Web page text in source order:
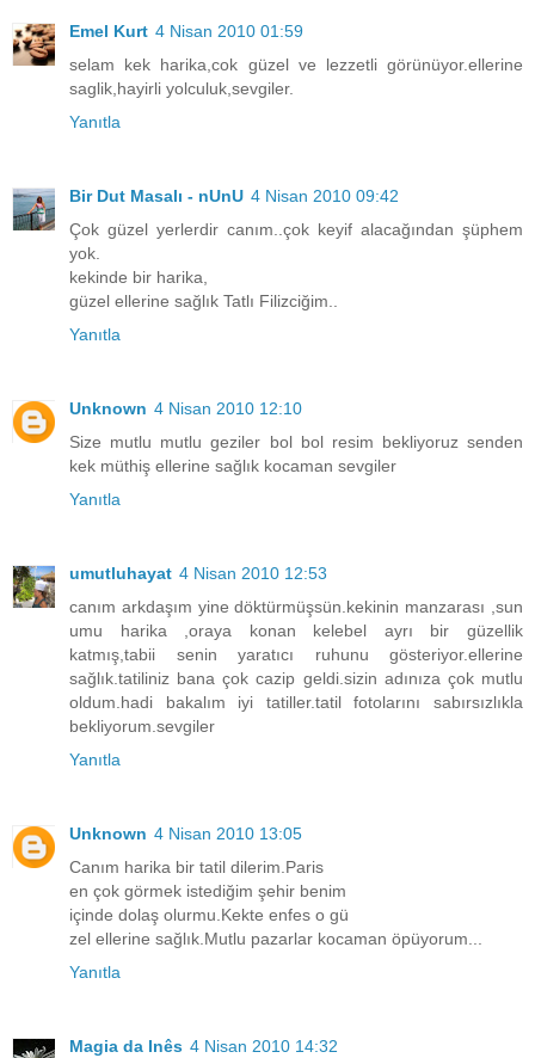
Emel Kurt 4 Nisan 2010 01:59
selam kek harika,cok güzel ve lezzetli görünüyor.ellerine
saglik,hayirli yolculuk,sevgiler.
Yanıtla
Bir Dut Masalı - nUnU 4 Nisan 2010 09:42
Çok güzel yerlerdir canım..çok keyif alacağından şüphem
yok.
kekinde bir harika,
güzel ellerine sağlık Tatlı Filizciğim..
Yanıtla
Unknown 4 Nisan 2010 12:10
Size mutlu mutlu geziler bol bol resim bekliyoruz senden
kek müthiş ellerine sağlık kocaman sevgiler
Yanıtla
umutluhayat 4 Nisan 2010 12:53
canım arkdaşım yine döktürmüşsün.kekinin manzarası ,sun
umu harika ,oraya konan kelebel ayrı bir güzellik
katmış,tabii senin yaratıcı ruhunu gösteriyor.ellerine
sağlık.tatiliniz bana çok cazip geldi.sizin adınıza çok mutlu
oldum.hadi bakalım iyi tatiller.tatil fotolarını sabırsızlıkla
bekliyorum.sevgiler
Yanıtla
Unknown 4 Nisan 2010 13:05
Canım harika bir tatil dilerim.Paris
en çok görmek istediğim şehir benim
içinde dolaş olurmu.Kekte enfes o gü
zel ellerine sağlık.Mutlu pazarlar kocaman öpüyorum...
Yanıtla
Magia da Inês 4 Nisan 2010 14:32